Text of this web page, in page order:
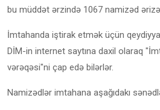
bu müddət ərzində 1067 namizəd
İmtahanda iştirak etmək üçün
DİM-in internet saytına daxil olaraq
vərəqəsi"ni çap edə bilərlər.
Namizədlər imtahana aşağıdakı